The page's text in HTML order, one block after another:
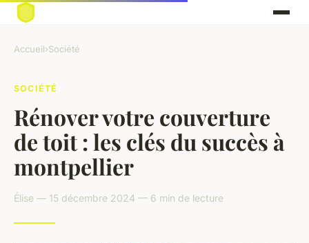
Accueil›Société
SOCIÉTÉ
Rénover votre couverture
de toit : les clés du succès à
montpellier
Élise — 15 décembre 2024 — 6 min de lecture